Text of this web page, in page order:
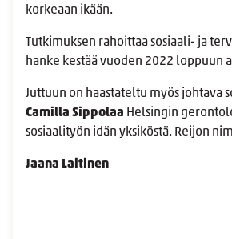
korkeaan ikään.
Tutkimuksen rahoittaa sosiaali- ja
hanke kestää vuoden 2022 loppuun
Juttuun on haastateltu myös johtava
Camilla Sippolaa Helsingin
sosiaalityön idän yksiköstä. Reijon
Jaana Laitinen